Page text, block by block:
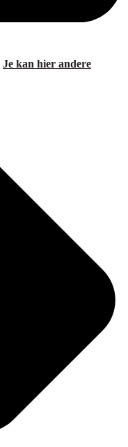
Je kan hier andere